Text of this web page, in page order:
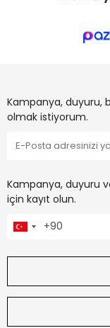
Kampanya, duyuru,
olmak istiyorum.
Kampanya, duyuru
için kayıt olun.